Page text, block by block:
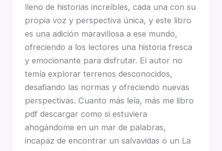
lleno de historias increíbles, cada una con su
propia voz y perspectiva única, y este libro
es una adición maravillosa a ese mundo,
ofreciendo a los lectores una historia fresca
y emocionante para disfrutar. El autor no
temía explorar terrenos desconocidos,
desafiando las normas y ofreciendo nuevas
perspectivas. Cuanto más leía, más me libro
pdf descargar como si estuviera
ahogándome en un mar de palabras,
incapaz de encontrar un salvavidas o un La